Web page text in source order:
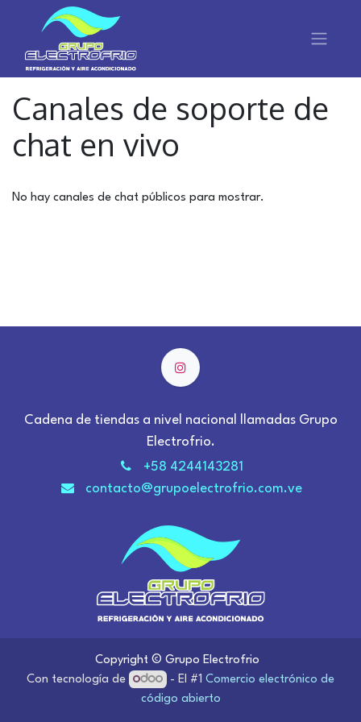
Canales de soporte de
chat en vivo
No hay canales de chat públicos para mostrar.
Cadena de tiendas a nivel nacional llamadas Grupo
Electrofrio.
+58 4244143281
contacto@grupoelectrofrio.com.ve
Copyright © Grupo Electrofrio
Con tecnología de
- El #1 Comercio electrónico de
código abierto